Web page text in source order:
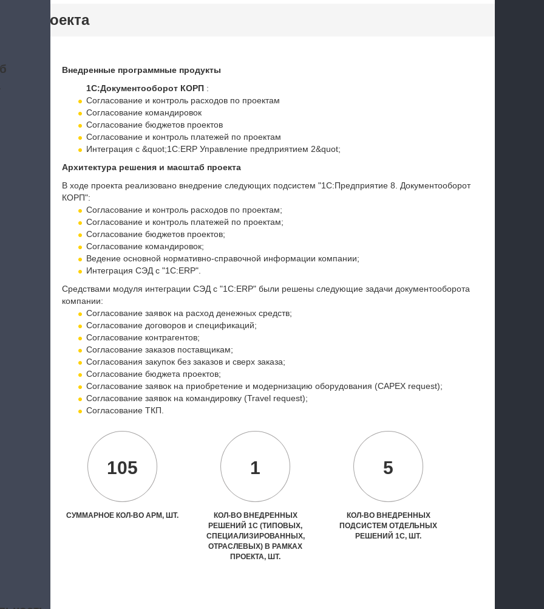
проекта
Внедренные программные продукты
1С:Документооборот КОРП:
Согласование и контроль расходов по проектам
Согласование командировок
Согласование бюджетов проектов
Согласование и контроль платежей по проектам
Интеграция с &quot;1С:ERP Управление предприятием 2&quot;
Архитектура решения и масштаб проекта
В ходе проекта реализовано внедрение следующих подсистем "1С:Предприятие 8. Документооборот
КОРП":
Согласование и контроль расходов по проектам;
Согласование и контроль платежей по проектам;
Согласование бюджетов проектов;
Согласование командировок;
Ведение основной нормативно-справочной информации компании;
Интеграция СЭД с "1С:ERP".
Средствами модуля интеграции СЭД с "1С:ERP" были решены следующие задачи документооборота
компании:
Согласование заявок на расход денежных средств;
Согласование договоров и спецификаций;
Согласование контрагентов;
Согласование заказов поставщикам;
Согласования закупок без заказов и сверх заказа;
Согласование бюджета проектов;
Согласование заявок на приобретение и модернизацию оборудования (CAPEX request);
Согласование заявок на командировку (Travel request);
Согласование ТКП.
105
СУММАРНОЕ КОЛ-ВО АРМ, ШТ.
1
КОЛ-ВО ВНЕДРЕННЫХ
РЕШЕНИЙ 1С (ТИПОВЫХ,
СПЕЦИАЛИЗИРОВАННЫХ,
ОТРАСЛЕВЫХ) В РАМКАХ
ПРОЕКТА, ШТ.
5
КОЛ-ВО ВНЕДРЕННЫХ
ПОДСИСТЕМ ОТДЕЛЬНЫХ
РЕШЕНИЙ 1С, ШТ.